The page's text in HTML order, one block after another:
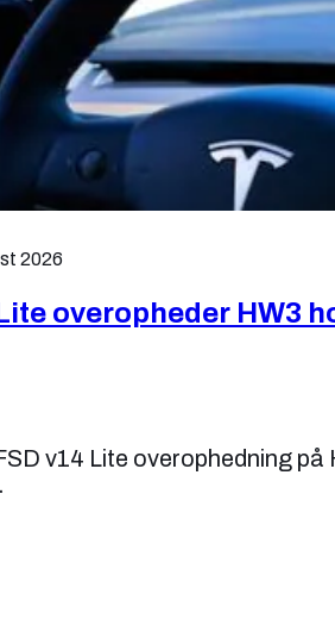
2026
overopheder HW3
v14 Lite overophedning